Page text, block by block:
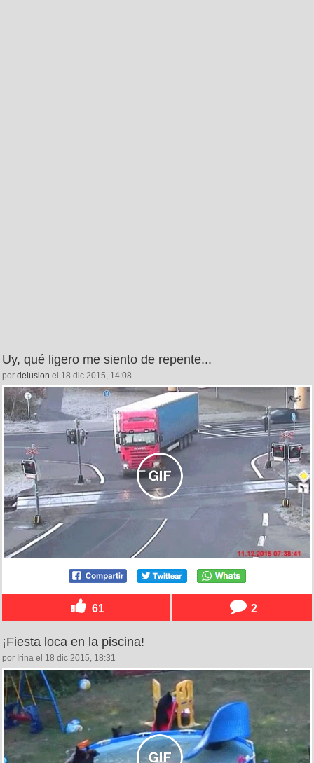
Uy, qué ligero me siento de repente...
por delusion el 18 dic 2015, 14:08
61 2
¡Fiesta loca en la piscina!
por Irina el 18 dic 2015, 18:31